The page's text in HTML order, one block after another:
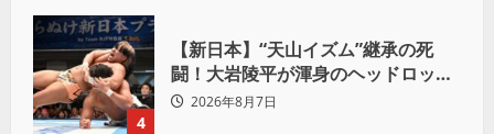
4
【新日本】“天山イズム”継承の死
闘！大岩陵平が渾身のヘッドロック
で後藤洋央紀からタップ奪取 執念の
2026年8月7日